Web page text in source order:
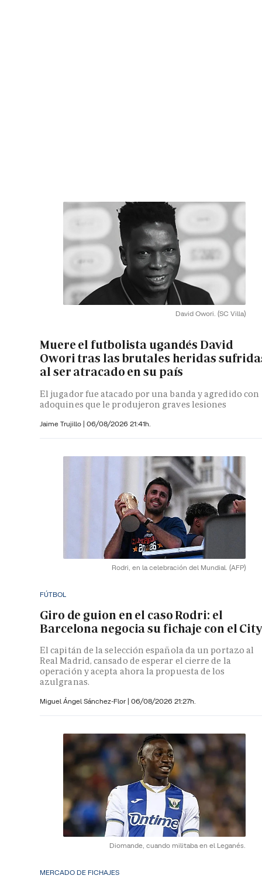
David Owori. (SC Villa)
Muere el futbolista ugandés David
Owori tras las brutales heridas
al ser atracado en su país
El jugador fue atacado por una banda y agredido con
adoquines que le produjeron graves lesiones
Jaime Trujillo | 06/08/2026 21:41h.
Rodri, en la celebración del Mundial. (AFP)
FÚTBOL
Giro de guion en el caso Rodri: el
Barcelona negocia su fichaje con el City
El capitán de la selección española da un portazo al
Real Madrid, cansado de esperar el cierre de la
operación y acepta ahora la propuesta de los
azulgranas.
Miguel Ángel Sánchez-Flor | 06/08/2026 21:27h.
Diomande, cuando militaba en el Leganés.
MERCADO DE FICHAJES